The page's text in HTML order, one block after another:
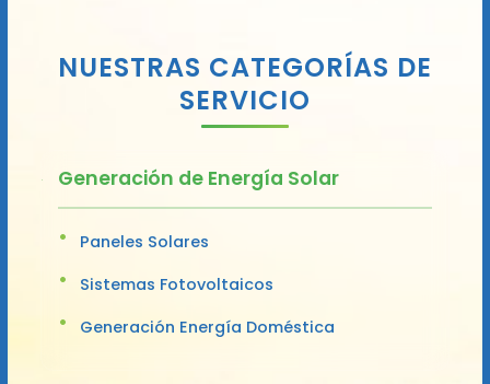
NUESTRAS CATEGORÍAS DE
SERVICIO
Generación de Energía Solar
Paneles Solares
Sistemas Fotovoltaicos
Generación Energía Doméstica